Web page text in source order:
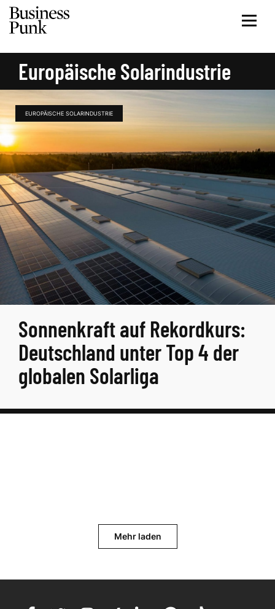
Europäische Solarindustrie
EUROPÄISCHE SOLARINDUSTRIE
Sonnenkraft auf Rekordkurs:
Deutschland unter Top 4 der
globalen Solarliga
Mehr laden